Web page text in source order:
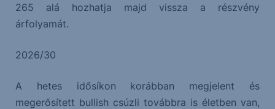
265 alá hozhatja majd vissza a részvény
árfolyamát.
2026/30
A hetes idősíkon korábban megjelent és
megerősített bullish csúzli továbbra is életben van,